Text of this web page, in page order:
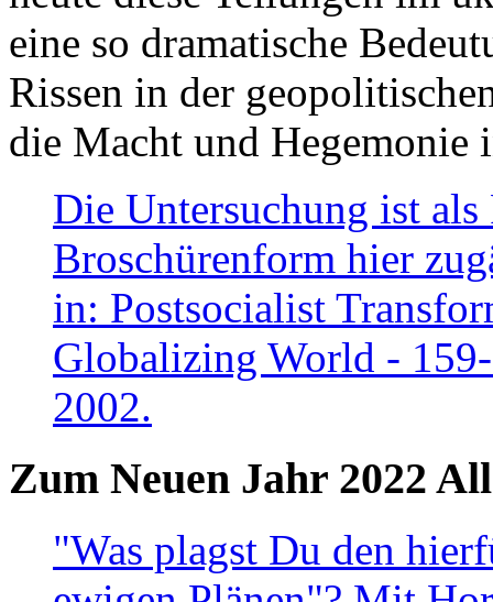
eine so dramatische
Rissen in der
die Macht und Hegemonie
Die Untersuchung ist
Broschürenform hier
in: Postsocialist
Globalizing World -
2002.
Zum Neuen Jahr 2022
"Was plagst Du den